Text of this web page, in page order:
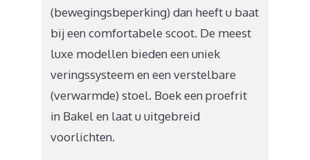
(bewegingsbeperking) dan heeft u baat
bij een comfortabele scoot. De meest
luxe modellen bieden een uniek
veringssysteem en een verstelbare
(verwarmde) stoel. Boek een proefrit
in Bakel en laat u uitgebreid
voorlichten.